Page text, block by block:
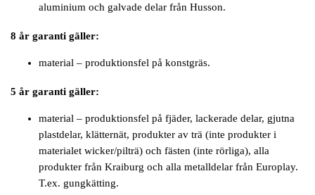
aluminium och galvade delar från Husson.
8 år garanti gäller:
material – produktionsfel på konstgräs.
5 år garanti gäller:
material – produktionsfel på fjäder, lackerade delar, gjutna
plastdelar, klätternät, produkter av trä (inte produkter i
materialet wicker/pilträ) och fästen (inte rörliga), alla
produkter från Kraiburg och alla metalldelar från Europlay.
T.ex. gungkätting.